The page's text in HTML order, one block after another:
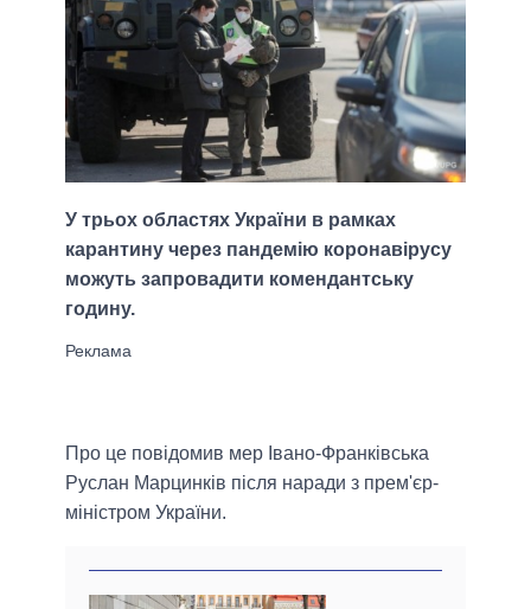
У трьох областях України в рамках
карантину через пандемію коронавірусу
можуть запровадити комендантську
годину.
Про це повідомив мер Івано-Франківська
Руслан Марцинків після наради з прем'єр-
міністром України.